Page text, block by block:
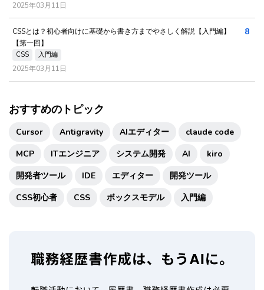
2025年03月11日
CSSとは？初心者向けに基礎から書き方までやさしく解説【入門編】
【第一回】
CSS 入門編
2025年03月11日
8
おすすめのトピック
Cursor Antigravity AIエディター
claude code
MCP
ITエンジニア システム開発 AI
kiro
開発者ツール
IDE エディター
開発ツール
CSS初心者
CSS ボックスモデル 入門編